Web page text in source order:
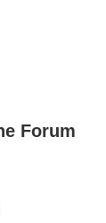
Forum